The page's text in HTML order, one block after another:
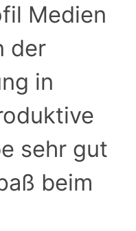
Medien
der
in
sehr gut
beim